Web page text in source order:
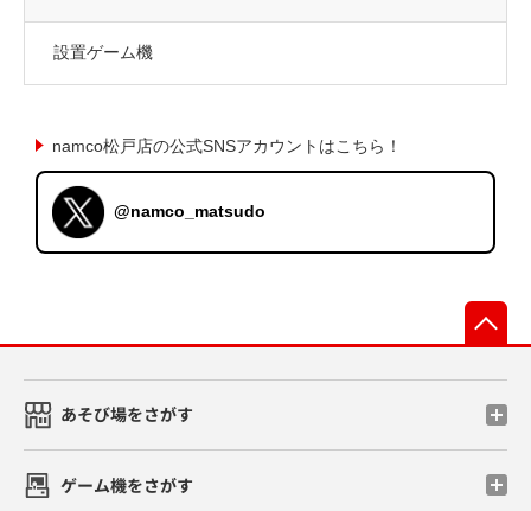
設置ゲーム機
namco松戸店の公式SNSアカウントはこちら！
@namco_matsudo
あそび場をさがす
ゲーム機をさがす